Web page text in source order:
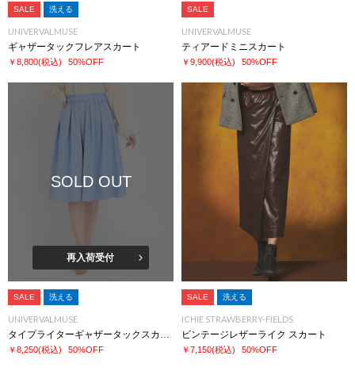
SALE 洗える
UNIVERVALMUSE
ギャザータックフレアスカート
￥8,800(税込) 50%OFF
SALE
UNIVERVALMUSE
ティアードミニスカート
￥9,900(税込) 50%OFF
SOLD OUT
再入荷受付
SALE 洗える
UNIVERVALMUSE
￥8,250(税込) 50%OFF
SALE 洗える
ICHIE STRAWBERRY-FIELDS
ビンテージレザーライク スカート
￥7,150(税込) 50%OFF